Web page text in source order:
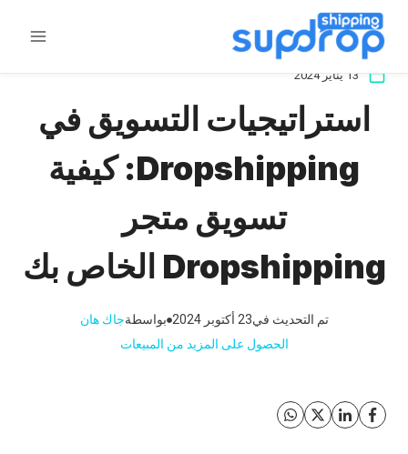
تخطى
المحتوى
13 يناير 2024
استراتيجيات التسويق في
Dropshipping: كيفية
تسويق متجر
Dropshipping الخاص بك
تم التحديث في23 أكتوبر 2024 بواسطةجاك هان
الحصول على المزيد من المبيعات